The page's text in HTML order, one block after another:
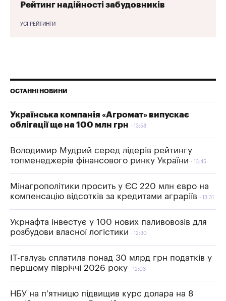
Рейтинг надійності забудовників
УСІ РЕЙТИНГИ
ОСТАННІ НОВИНИ
Українська компанія «Агромат» випускає
облігації ще на 100 млн грн
13:58
Володимир Мудрий серед лідерів рейтингу
топменеджерів фінансового ринку України
13:45
Мінагрополітики просить у ЄС 220 млн євро на
компенсацію відсотків за кредитами аграріїв
13:31
Укрнафта інвестує у 100 нових паливовозів для
розбудови власної логістики
12:30
IT-галузь сплатила понад 30 млрд грн податків у
першому півріччі 2026 року
12:03
НБУ на п'ятницю підвищив курс долара на 8